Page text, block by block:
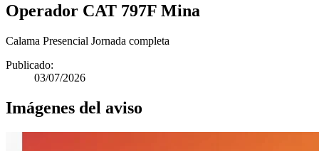
Operador CAT 797F Mina
Calama Presencial Jornada completa
Publicado:
03/07/2026
Imágenes del aviso